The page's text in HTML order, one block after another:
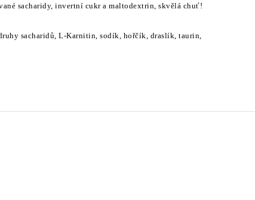
sacharidy, invertní cukr a maltodextrin, skvělá chuť!
sacharidů, L-Karnitin, sodík, hořčík, draslík, taurin,